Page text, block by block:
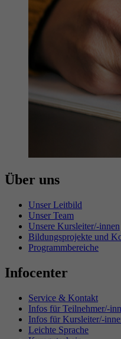
Über uns
Unser Leitbild
Unser Team
Unsere Kursleiter/-innen
Bildungsprojekte und
Programmbereiche
Infocenter
Service & Kontakt
Infos für Teilnehmer/-
Infos für Kursleiter/-
Leichte Sprache